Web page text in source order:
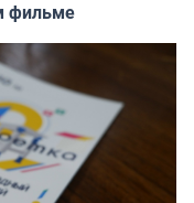
фильме